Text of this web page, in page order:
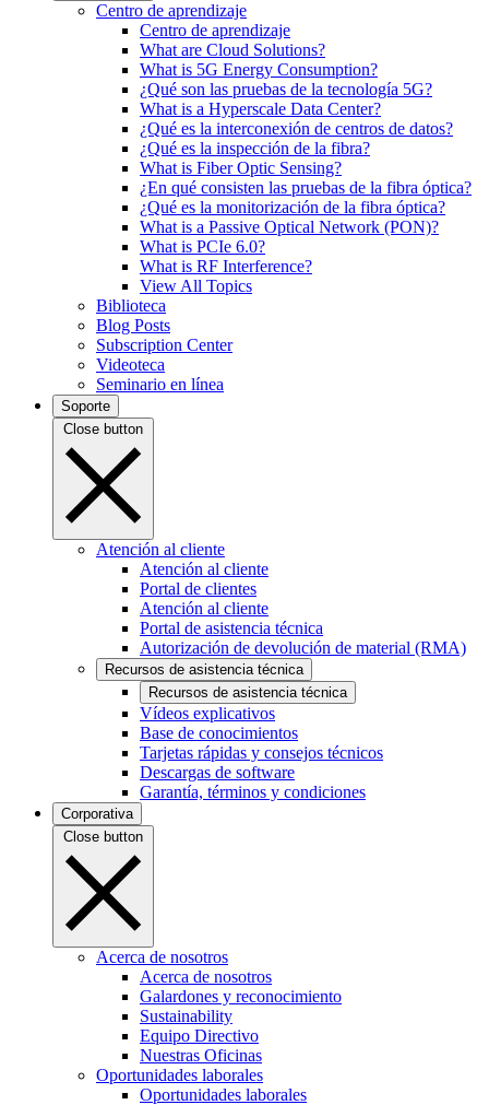
Centro de aprendizaje
Centro de aprendizaje
What are Cloud Solutions?
What is 5G Energy Consumption?
¿Qué son las pruebas de la tecnología 5G?
What is a Hyperscale Data Center?
¿Qué es la interconexión de centros de datos?
¿Qué es la inspección de la fibra?
What is Fiber Optic Sensing?
¿En qué consisten las pruebas de la fibra óptica?
¿Qué es la monitorización de la fibra óptica?
What is a Passive Optical Network (PON)?
What is PCIe 6.0?
What is RF Interference?
View All Topics
Biblioteca
Blog Posts
Subscription Center
Videoteca
Seminario en línea
Soporte
Close button
Atención al cliente
Atención al cliente
Portal de clientes
Atención al cliente
Portal de asistencia técnica
Autorización de devolución de material (RMA)
Recursos de asistencia técnica
Recursos de asistencia técnica
Vídeos explicativos
Base de conocimientos
Tarjetas rápidas y consejos técnicos
Descargas de software
Garantía, términos y condiciones
Corporativa
Close button
Acerca de nosotros
Acerca de nosotros
Galardones y reconocimiento
Sustainability
Equipo Directivo
Nuestras Oficinas
Oportunidades laborales
Oportunidades laborales